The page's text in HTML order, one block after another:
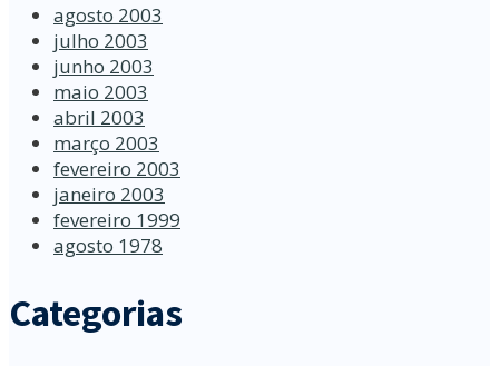
agosto 2003
julho 2003
junho 2003
maio 2003
abril 2003
março 2003
fevereiro 2003
janeiro 2003
fevereiro 1999
agosto 1978
Categorias